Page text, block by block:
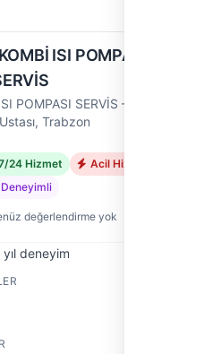
ISI POMPASI
POMPASI SERVİS — Klima
Trabzon
24 Hizmet
Acil Hizmet
Deneyimli
değerlendirme yok
yıl deneyim